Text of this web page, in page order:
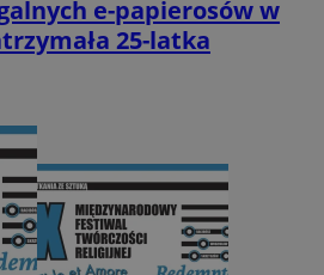
e-papierosów w
25-latka